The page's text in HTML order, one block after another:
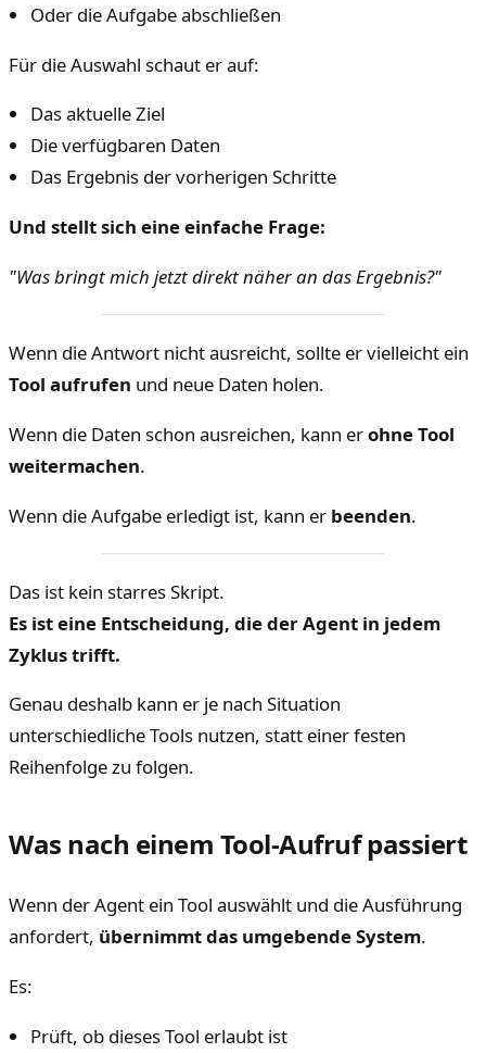
Oder die Aufgabe abschließen
Für die Auswahl schaut er auf:
Das aktuelle Ziel
Die verfügbaren Daten
Das Ergebnis der vorherigen Schritte
Und stellt sich eine einfache Frage:
"Was bringt mich jetzt direkt näher an das Ergebnis?"
Wenn die Antwort nicht ausreicht, sollte er vielleicht ein
Tool aufrufen und neue Daten holen.
Wenn die Daten schon ausreichen, kann erohne Tool
weitermachen.
Wenn die Aufgabe erledigt ist, kann er beenden.
Das ist kein starres Skript.
Es ist eine Entscheidung, die der Agent in jedem
Zyklus trifft.
Genau deshalb kann er je nach Situation
unterschiedliche Tools nutzen, statt einer festen
Reihenfolge zu folgen.
Was nach einem Tool-Aufruf passiert
Wenn der Agent ein Tool auswählt und die Ausführung
anfordert, übernimmt das umgebende System.
Es:
Prüft, ob dieses Tool erlaubt ist